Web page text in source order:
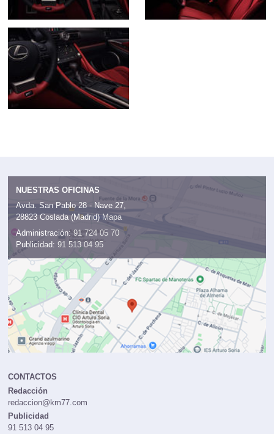
NUESTRAS OFICINAS
Avda. San Pablo 28 - Nave 27,
28823 Coslada (Madrid) Mapa
Administración: 91 724 05 70
Publicidad: 91 513 04 95
CONTACTOS
Redacción
redaccion@km77.com
Publicidad
91 513 04 95